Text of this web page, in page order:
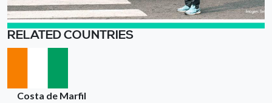
RELATED COUNTRIES
Costa de Marfil